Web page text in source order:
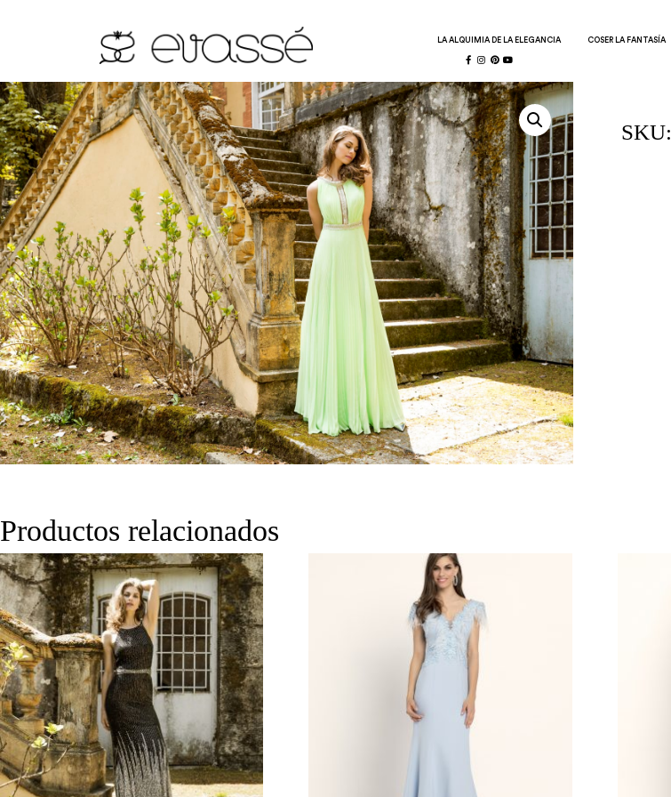
LA ALQUIMIA DE LA ELEGANCIA COSER LA FANTASÍA
SKU:
Productos relacionados